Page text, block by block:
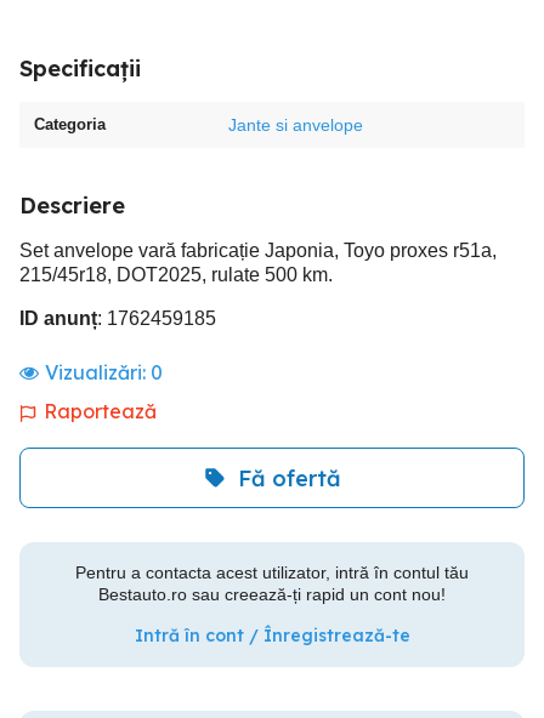
Specificații
Categoria Jante si anvelope
Descriere
Set anvelope vară fabricație Japonia, Toyo proxes r51a,
215/45r18, DOT2025, rulate 500 km.
ID anunț: 1762459185
Vizualizări: 0
Raportează
Fă ofertă
Pentru a contacta acest utilizator, intră în contul tău
Bestauto.ro sau creează-ți rapid un cont nou!
Intră în cont / Înregistrează-te